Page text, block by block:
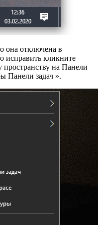
она отключена в
исправить кликните
на Панели
Панели задач ».